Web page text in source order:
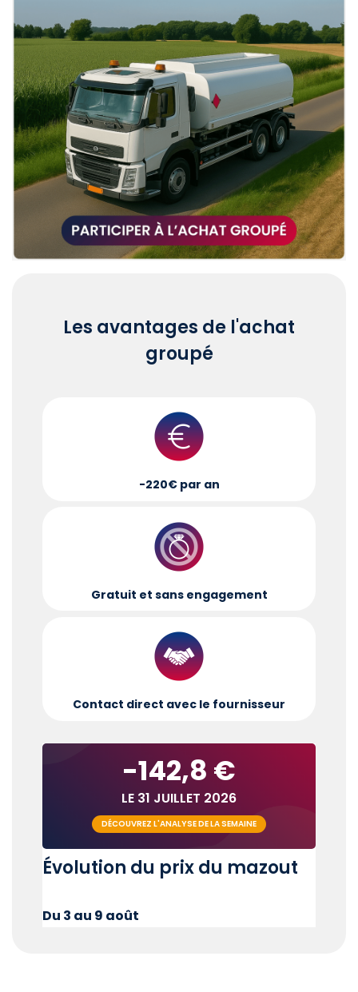
Les avantages de l'achat
groupé
-220€ par an
Gratuit et sans engagement
Contact direct avec le fournisseur
-142,8 €
LE 31 JUILLET 2026
DÉCOUVREZ L'ANALYSE DE LA SEMAINE
Évolution du prix du mazout
Du 3 au 9 août